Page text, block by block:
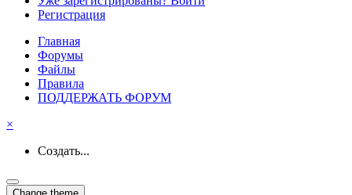
Регистрация
Главная
Форумы
Файлы
Правила
ПОДДЕРЖАТЬ ФОРУМ
×
Создать...